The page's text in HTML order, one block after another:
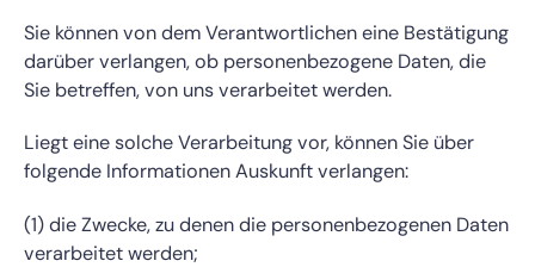
Sie können von dem Verantwortlichen eine Bestätigung
darüber verlangen, ob personenbezogene Daten, die
Sie betreffen, von uns verarbeitet werden.
Liegt eine solche Verarbeitung vor, können Sie über
folgende Informationen Auskunft verlangen:
(1) die Zwecke, zu denen die personenbezogenen Daten
verarbeitet werden;